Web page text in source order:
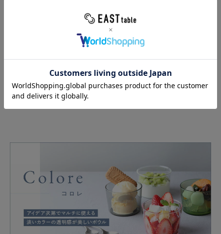
シリーズを見る＞＞
200cc 単品／6個セット／12個セット
370cc 単品／6個セット